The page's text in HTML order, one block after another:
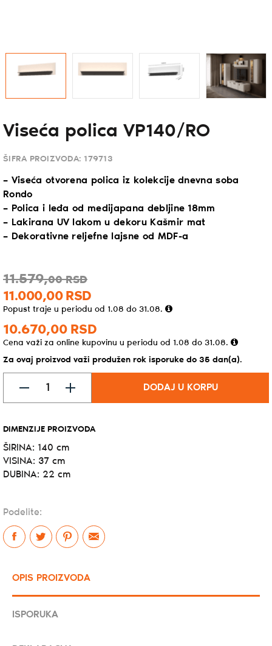
Viseća polica VP140/RO
ŠIFRA PROIZVODA: 179713
– Viseća otvorena polica iz kolekcije dnevna soba
Rondo
– Polica i leđa od medijapana debljine 18mm
– Lakirana UV lakom u dekoru Kašmir mat
– Dekorativne reljefne lajsne od MDF-a
11.579,00 RSD
11.000,00 RSD
Popust traje u periodu od 1.08 do 31.08.
10.670,00 RSD
Cena važi za online kupovinu u periodu od 1.08 do 31.08.
Za ovaj proizvod važi produžen rok isporuke do 35 dan(a).
DODAJ U KORPU
DIMENZIJE PROIZVODA
ŠIRINA: 140 cm
VISINA: 37 cm
DUBINA: 22 cm
Podelite:
OPIS PROIZVODA
ISPORUKA